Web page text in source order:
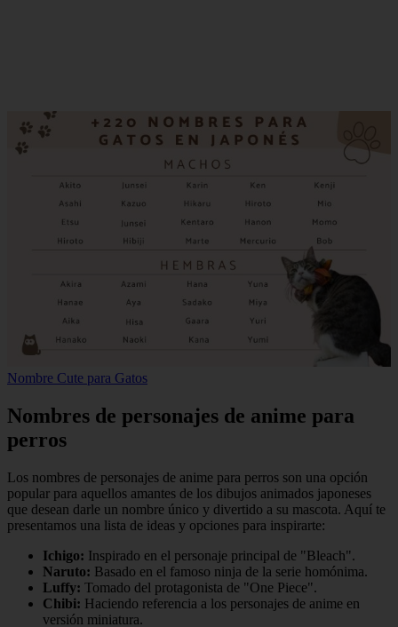
Nombre Cute para Gatos
Nombres de personajes de anime para
perros
Los nombres de personajes de anime para perros son una opción
popular para aquellos amantes de los dibujos animados japoneses
que desean darle un nombre único y divertido a su mascota. Aquí te
presentamos una lista de ideas y opciones para inspirarte:
Ichigo: Inspirado en el personaje principal de "Bleach".
Naruto: Basado en el famoso ninja de la serie homónima.
Luffy: Tomado del protagonista de "One Piece".
Chibi: Haciendo referencia a los personajes de anime en
versión miniatura.